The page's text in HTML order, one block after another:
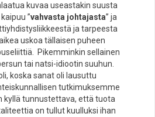
kuvaa useastakin suusta
”vahvasta johtajasta” ja
ja tarpeesta
uskoa tällaisen puheen
Pikemminkin sellainen
tai natsi-idiootin suuhun.
koska sanat oli lausuttu
tutkimuksemme
kyllä tunnustettava, että tuota
on tullut kuulluksi ihan